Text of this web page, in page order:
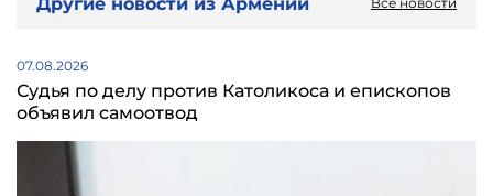
07.08.2026
Судья по делу против Католикоса и епископов
объявил самоотвод